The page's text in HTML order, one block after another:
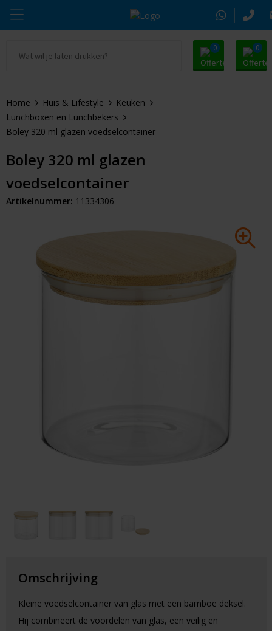
0 0
Drinkwaren
Kleding & Textiel
Tassen & Reizen
Elektronica & Gadgets
Sleutelhangers & Tools
Huis & Lifestyle
Cadeaubonnen
Alle promosnoepje
Zomer
Pasen
Kerst
Eindejaarsgeschenken
Thule
Moleskine
Alle merken
Home Huis & Lifestyle
Keuken
Lunchboxen en Lunchbekers
Boley 320 ml glazen voedselcontainer
Boley 320 ml glazen
voedselcontainer
Artikelnummer: 11334306
Omschrijving
Kleine voedselcontainer van glas met een bamboe deksel.
Hij combineert de voordelen van glas, een veilig en